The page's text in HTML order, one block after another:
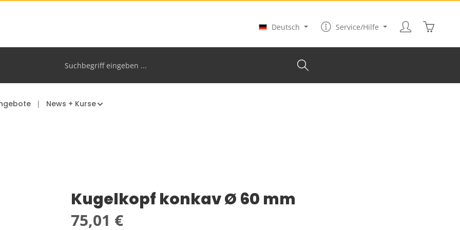
Deutsch
Service/Hilfe
News + Kurse
Kugelkopf konkav Ø 60 mm
Regulärer Preis:
75,01 €